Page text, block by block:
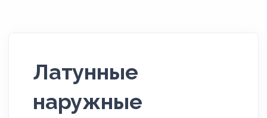
Латунные
наружные